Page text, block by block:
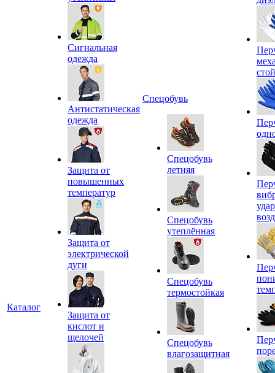
Каталог
Сигнальная
одежда
Антистатическая
одежда
Защита от
повышенных
температур
Защита от
электрической
дуги
Защита от
кислот и
щелочей
Спецобувь
Спецобувь
летняя
Спецобувь
утеплённая
Спецобувь
термостойкая
Спецобувь
влагозащитная